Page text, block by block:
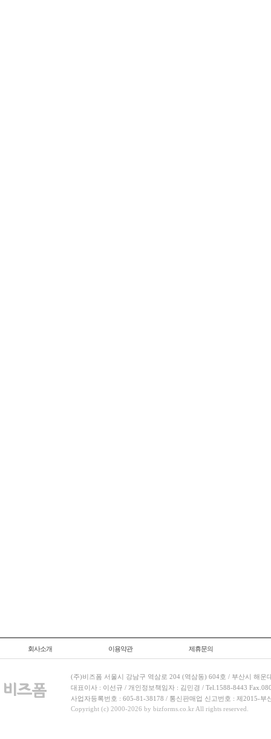
회사소개 이용약관 제휴문의
(주)비즈폼 서울시 강남구 역삼로 204 (역삼동) 604호 / 부산시 해운
대표이사 : 이선규 / 개인정보책임자 : 김민경 / Tel.1588-8443
사업자등록번호 : 605-81-38178 / 통신판매업 신고번호 : 제2015-부
Copyright (c) 2000-2026 by bizforms.co.kr All rights reserved.